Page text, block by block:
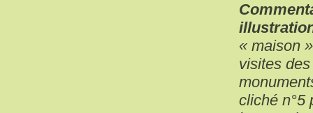
« maison
visites
cliché n°5